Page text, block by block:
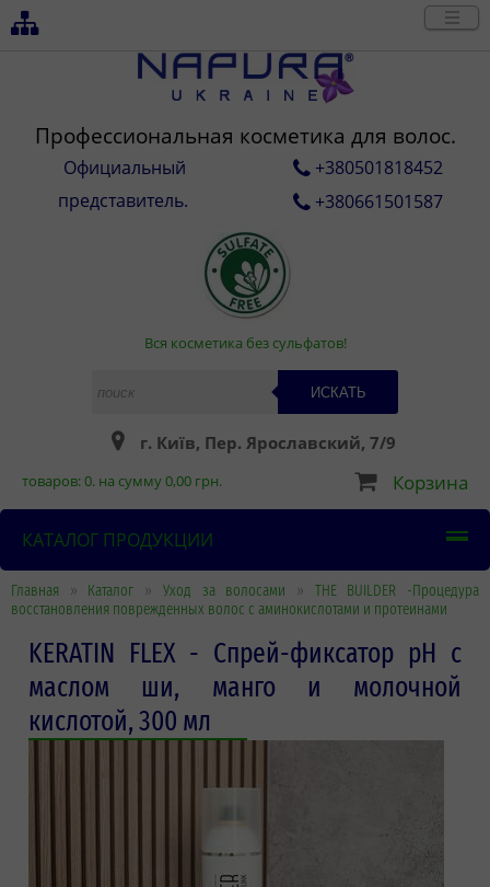
Профессиональная косметика для волос.
Официальный
представитель.
+380501818452
+380661501587
Вся косметика без сульфатов!
ИСКАТЬ
г. Київ, Пер. Ярославский, 7/9
товаров:0. на сумму0,00 грн. Корзина
КАТАЛОГ ПРОДУКЦИИ
Главная » Каталог » Уход за волосами » THE BUILDER -Процедура
восстановления поврежденных волос с аминокислотами и протеинами
KERATIN FLEX - Спрей-фиксатор pH с
маслом ши, манго и молочной
кислотой, 300 мл